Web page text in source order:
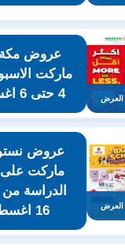
العرض
عروض مكة
ماركت
4 حتى 6 اغسطس
العرض
عروض نستو
ماركت على
16 اغسطس